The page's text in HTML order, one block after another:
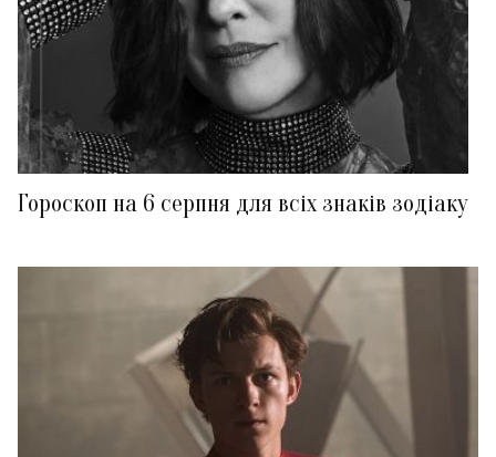
Гороскоп на 6 серпня для всіх знаків зодіаку